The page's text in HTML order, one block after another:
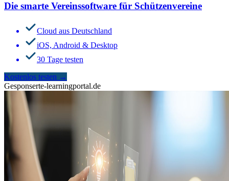
Die smarte Vereinssoftware für Schützenvereine
Cloud aus Deutschland
iOS, Android & Desktop
30 Tage testen
Kostenlos testen →
Gesponserte-learningportal.de